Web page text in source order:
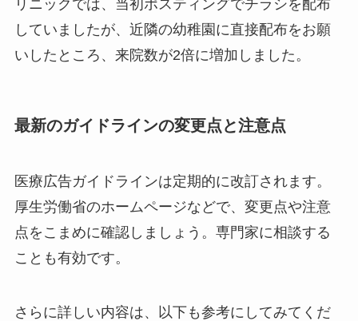
リニックでは、当初ポスティングでチラシを配布
していましたが、近隣の幼稚園に直接配布をお願
いしたところ、来院数が2倍に増加しました。
最新のガイドラインの変更点と注意点
医療広告ガイドラインは定期的に改訂されます。
厚生労働省のホームページなどで、変更点や注意
点をこまめに確認しましょう。専門家に相談する
ことも有効です。
さらに詳しい内容は、以下も参考にしてみてくだ